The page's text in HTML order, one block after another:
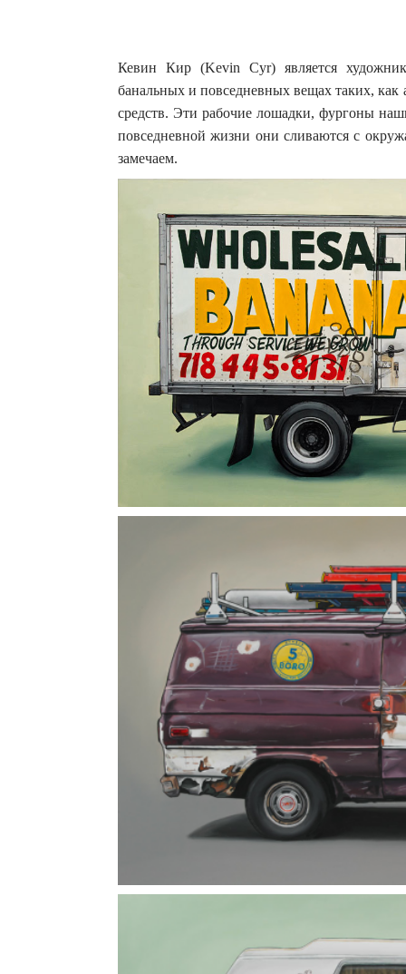
Кевин Кир (Kevin Cyr) является
банальных и повседневных вещах таких,
средств. Эти рабочие лошадки, фургоны
повседневной жизни они сливаются с
замечаем.